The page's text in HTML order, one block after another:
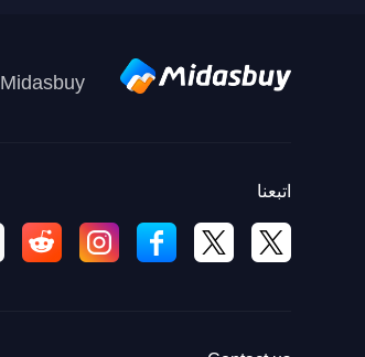
Midasbuy هو المتجر الرسمي لإعادة الشحن من Tencent. ادفع بأمان وسرعة ومتعة في Midasbuy.
اتبعنا